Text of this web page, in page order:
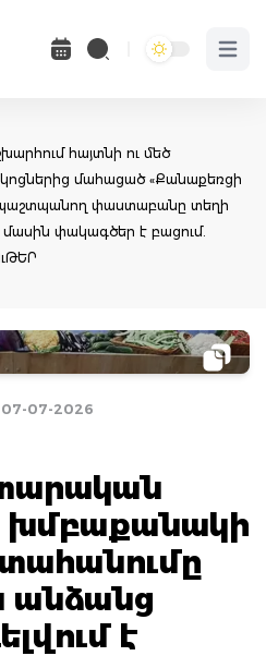
Open
հայտնի ու մեծ
մահացած «Քանաքեռցի
պաշտպանող փաստաբանը տեղի
փակագծեր է բացում.
07-07-2026
խմբաքանակի
անձանց
է